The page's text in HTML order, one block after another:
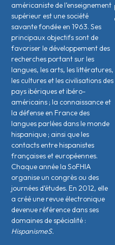
américaniste de l’enseignement
supérieur est une société
savante fondée en 1963. Ses
principaux objectifs sont de
favoriser le développement des
recherches portant sur les
langues, les arts, les littératures,
les cultures et les civilisations des
pays ibériques et ibéro-
américains ; la connaissance et
la défense en France des
langues parlées dans le monde
hispanique ; ainsi que les
contacts entre hispanistes
français·es et européen·nes.
Chaque année la SoFHIA
organise un congrès ou des
journées d’études. En 2012, elle
a créé une revue électronique
devenue référence dans ses
domaines de spécialité :
HispanismeS.